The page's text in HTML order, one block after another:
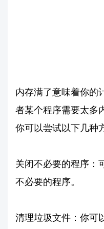
内存满了意味着你的
者某个程序需要太多
你可以尝试以下几种
关闭不必要的程序：
不必要的程序。
清理垃圾文件：你可